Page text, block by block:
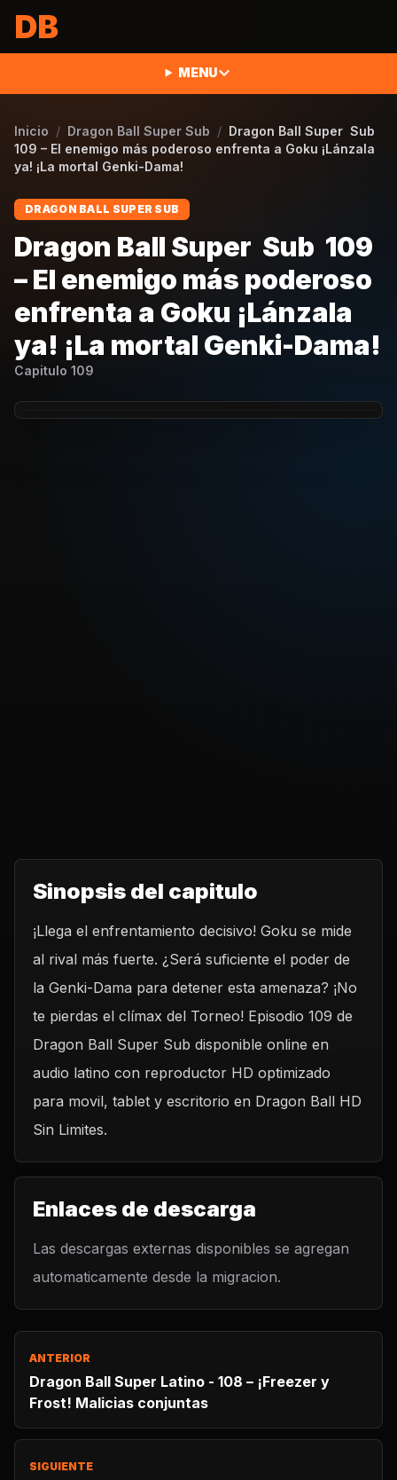
DB
MENU
Inicio / Dragon Ball Super Sub / Dragon Ball Super Sub
109 – El enemigo más poderoso enfrenta a Goku ¡Lánzala
ya! ¡La mortal Genki-Dama!
DRAGON BALL SUPER SUB
Dragon Ball Super Sub 109
– El enemigo más poderoso
enfrenta a Goku ¡Lánzala
ya! ¡La mortal Genki-Dama!
Capitulo 109
Sinopsis del capitulo
¡Llega el enfrentamiento decisivo! Goku se mide
al rival más fuerte. ¿Será suficiente el poder de
la Genki-Dama para detener esta amenaza? ¡No
te pierdas el clímax del Torneo! Episodio 109 de
Dragon Ball Super Sub disponible online en
audio latino con reproductor HD optimizado
para movil, tablet y escritorio en Dragon Ball HD
Sin Limites.
Enlaces de descarga
Las descargas externas disponibles se agregan
automaticamente desde la migracion.
ANTERIOR
Dragon Ball Super Latino - 108 – ¡Freezer y
Frost! Malicias conjuntas
SIGUIENTE